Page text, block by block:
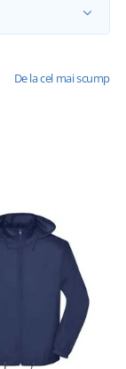
De la cel mai scump